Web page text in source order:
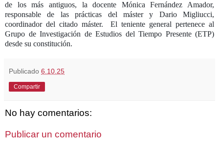
de los más antiguos, la docente Mónica Fernández Amador,
responsable de las prácticas del máster y Dario Migliucci,
coordinador del citado máster. El teniente general pertenece al
Grupo de Investigación de Estudios del Tiempo Presente (ETP)
desde su constitución.
Publicado 6.10.25
Compartir
No hay comentarios:
Publicar un comentario